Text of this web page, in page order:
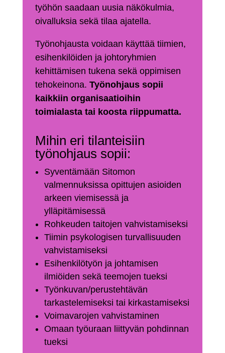
työhön saadaan uusia näkökulmia,
oivalluksia sekä tilaa ajatella.
Työnohjausta voidaan käyttää tiimien,
esihenkilöiden ja johtoryhmien
kehittämisen tukena sekä oppimisen
tehokeinona. Työnohjaus sopii
kaikkiin organisaatioihin
toimialasta tai koosta riippumatta.
Mihin eri tilanteisiin
työnohjaus sopii:
Syventämään Sitomon
valmennuksissa opittujen asioiden
arkeen viemisessä ja
ylläpitämisessä
Rohkeuden taitojen vahvistamiseksi
Tiimin psykologisen turvallisuuden
vahvistamiseksi
Esihenkilötyön ja johtamisen
ilmiöiden sekä teemojen tueksi
Työnkuvan/perustehtävän
tarkastelemiseksi tai kirkastamiseksi
Voimavarojen vahvistaminen
Omaan työuraan liittyvän pohdinnan
tueksi